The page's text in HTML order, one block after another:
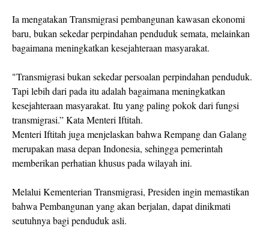
Ia mengatakan Transmigrasi pembangunan kawasan ekonomi
baru, bukan sekedar perpindahan penduduk semata, melainkan
bagaimana meningkatkan kesejahteraan masyarakat.
"Transmigrasi bukan sekedar persoalan perpindahan penduduk.
Tapi lebih dari pada itu adalah bagaimana meningkatkan
kesejahteraan masyarakat. Itu yang paling pokok dari fungsi
transmigrasi.” Kata Menteri Iftitah.
Menteri Iftitah juga menjelaskan bahwa Rempang dan Galang
merupakan masa depan Indonesia, sehingga pemerintah
memberikan perhatian khusus pada wilayah ini.
Melalui Kementerian Transmigrasi, Presiden ingin memastikan
bahwa Pembangunan yang akan berjalan, dapat dinikmati
seutuhnya bagi penduduk asli.